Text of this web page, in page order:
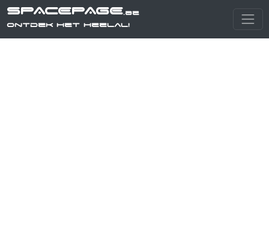
SPACEPAGE.be
Ontdek het heelal!